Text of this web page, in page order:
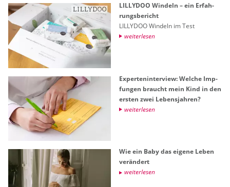
LIL­LY­DOO​ Win­deln – ein Er­fah­
rungs­be­richt
LIL­LY­DOO​ Win­deln im Test
wei­ter­le­sen
Ex­per­ten­in­ter­view: Wel­che Imp­
fun­gen braucht mein Kind in den
ers­ten zwei Le­bens­jah­ren?
wei­ter­le­sen
Wie ein Baby das ei­ge­ne Leben
ver­än­dert
wei­ter­le­sen